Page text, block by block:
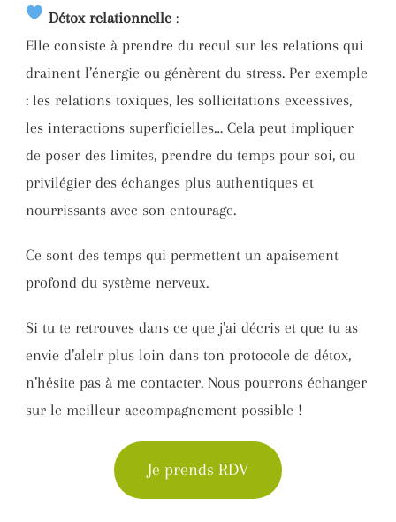
Détox relationnelle:
Elle consiste à prendre du recul sur les relations qui
drainent l’énergie ou génèrent du stress. Per exemple
: les relations toxiques, les sollicitations excessives,
les interactions superficielles… Cela peut impliquer
de poser des limites, prendre du temps pour soi, ou
privilégier des échanges plus authentiques et
nourrissants avec son entourage.
Ce sont des temps qui permettent un apaisement
profond du système nerveux.
Si tu te retrouves dans ce que j’ai décris et que tu as
envie d’alelr plus loin dans ton protocole de détox,
n’hésite pas à me contacter. Nous pourrons échanger
sur le meilleur accompagnement possible !
Je prends RDV